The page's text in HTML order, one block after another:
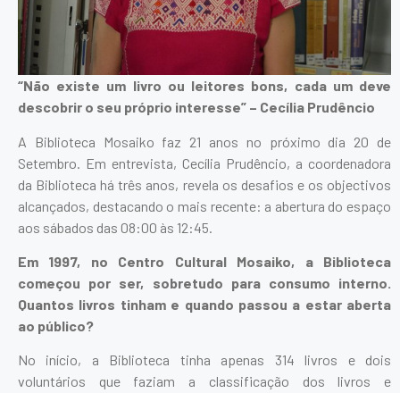
“Não existe um livro ou leitores bons, cada um deve
descobrir o seu próprio interesse” – Cecília Prudêncio
A Biblioteca Mosaiko faz 21 anos no próximo dia 20 de
Setembro. Em entrevista, Cecília Prudêncio, a coordenadora
da Biblioteca há três anos, revela os desafios e os objectivos
alcançados, destacando o mais recente: a abertura do espaço
aos sábados das 08:00 às 12:45.
Em 1997, no Centro Cultural Mosaiko, a Biblioteca
começou por ser, sobretudo para consumo interno.
Quantos livros tinham e quando passou a estar aberta
ao público?
No início, a Biblioteca tinha apenas 314 livros e dois
voluntários que faziam a classificação dos livros e